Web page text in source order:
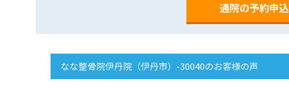
通院の予約申込
なな整骨院伊丹院（伊丹市）-30040のお客様の声